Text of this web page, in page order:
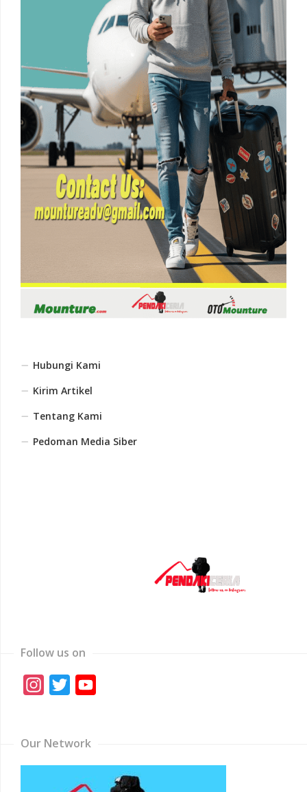
Hubungi Kami
Kirim Artikel
Tentang Kami
Pedoman Media Siber
Follow us on
Instagram
Twitter
Our Network